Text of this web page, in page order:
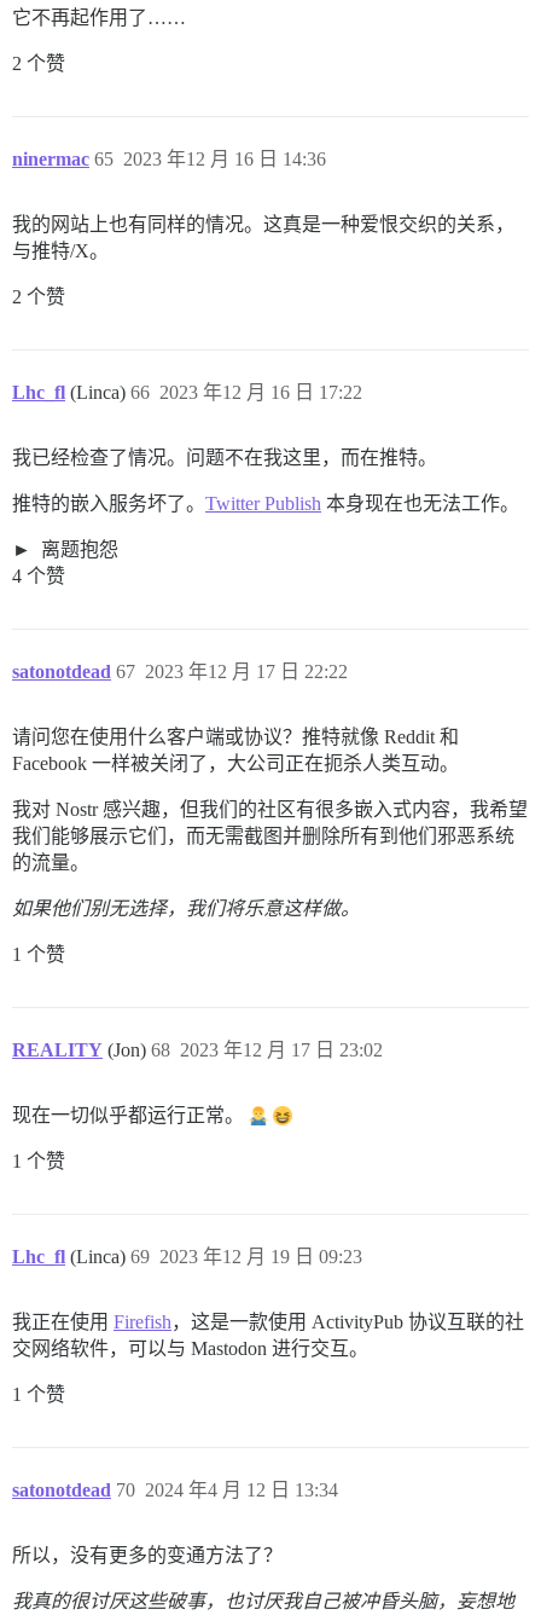
它不再起作用了……
2 个赞
ninermac 2023 年12 月 16 日 14:36
65
我的网站上也有同样的情况。这真是一种爱恨交织的关系，
与推特/X。
2 个赞
Lhc_fl (Linca) 2023 年12 月 16 日 17:22
66
我已经检查了情况。问题不在我这里，而在推特。
推特的嵌入服务坏了。 Twitter Publish 本身现在也无法工作。
离题抱怨
4 个赞
satonotdead 2023 年12 月 17 日 22:22
67
请问您在使用什么客户端或协议？推特就像 Reddit 和
Facebook 一样被关闭了，大公司正在扼杀人类互动。
我对 Nostr 感兴趣，但我们的社区有很多嵌入式内容，我希望
我们能够展示它们，而无需截图并删除所有到他们邪恶系统
的流量。
如果他们别无选择，我们将乐意这样做。
1 个赞
REALITY (Jon) 2023 年12 月 17 日 23:02
68
现在一切似乎都运行正常。
1 个赞
Lhc_fl (Linca) 2023 年12 月 19 日 09:23
69
我正在使用 Firefish，这是一款使用 ActivityPub 协议互联的社
交网络软件，可以与 Mastodon 进行交互。
1 个赞
satonotdead 2024 年4 月 12 日 13:34
70
所以，没有更多的变通方法了？
我真的很讨厌这些破事，也讨厌我自己被冲昏头脑，妄想地